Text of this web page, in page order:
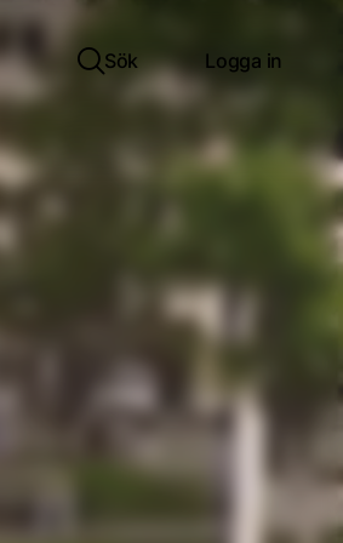
Sök Logga in